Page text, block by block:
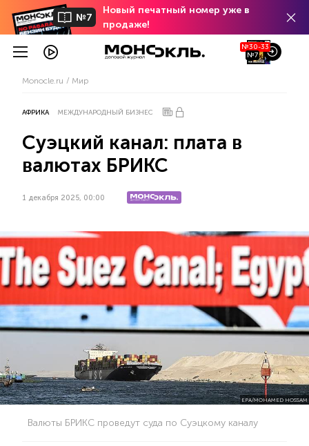
№7
Новый печатный номер уже в
продаже!
№30-33
№7
Monocle.ru Мир
АФРИКА МЕЖДУНАРОДНЫЙ БИЗНЕС
Суэцкий канал: плата в
валютах БРИКС
1 декабря 2025, 00:00
EPA/MOHAMED HOSSAM
Валюты БРИКС проведут суда по Суэцкому каналу